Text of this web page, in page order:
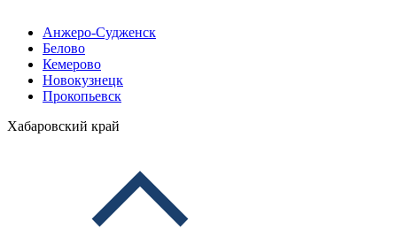
Анжеро-Судженск
Белово
Кемерово
Новокузнецк
Прокопьевск
Хабаровский край